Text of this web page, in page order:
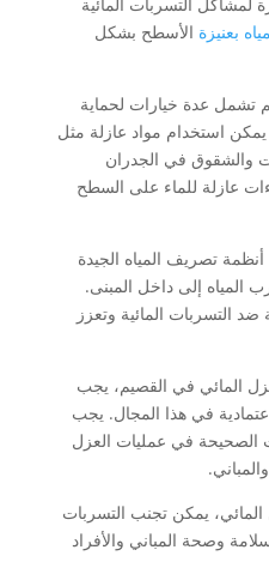
بعنيزة الأسطح بشكل
تشمل عدة خيارات لحماية
يمكن استخدام مواد عازلة مثل
والشقوق في الجدران
عازلة للماء على السطح
تصريف المياه الجيدة
المياه إلى داخل المبنى.
التسربات المائية وتعزز
المائي في القصيم، يجب
في هذا المجال. يجب
الصحيحة في عمليات العزل
المائي، يمكن تجنب التسربات
وصحة المباني والأفراد